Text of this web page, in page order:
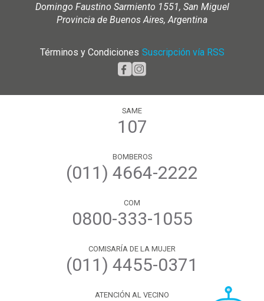
Domingo Faustino Sarmiento 1551, San Miguel
Provincia de Buenos Aires, Argentina
Términos y Condiciones Suscripción vía RSS
SAME
107
BOMBEROS
(011) 4664-2222
COM
0800-333-1055
COMISARÍA DE LA MUJER
(011) 4455-0371
ATENCIÓN AL VECINO